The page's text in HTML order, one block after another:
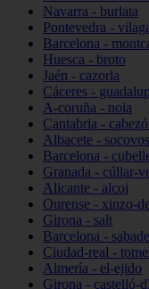
Navarra - burlata
Pontevedra -
Barcelona -
Huesca - broto
Jaén - cazorla
Cáceres -
A-coruña - noia
Cantabria -
Albacete - socovos
Barcelona -
Granada - cúllar-
Alicante - alcoi
Ourense - xinzo-
Girona - salt
Barcelona -
Ciudad-real -
Almería - el-ejido
Girona - castelló-